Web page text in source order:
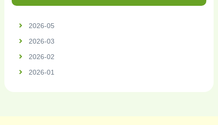
2026-05
2026-03
2026-02
2026-01